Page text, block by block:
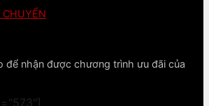
để nhận được chương trình ưu đãi của